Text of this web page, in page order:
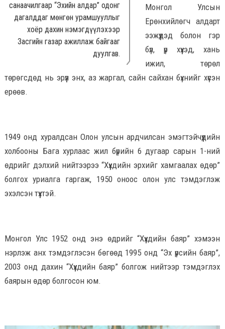
санаачилгаар “Эхийн алдар” одонг
дагалддаг мөнгөн урамшууллыг
хоёр дахин нэмэгдүүлэхээр
Засгийн газар ажиллаж байгааг
дуулгав.
Монгол Улсын
Ерөнхийлөгч алдарт
ээжүүдэд болон гэр
бүл, үр хүүхэд, хань
ижил, төрөл
төрөгсдөд нь эрүүл энх, аз жаргал, сайн сайхан бүхнийг хүсэн
ерөөв.
1949 онд хуралдсан Олон улсын ардчилсан эмэгтэйчүүдийн
холбооны Бага хурлаас жил бүрийн 6 дугаар сарын 1-ний
өдрийг дэлхий нийтээрээ “Хүүхдийн эрхийг хамгаалах өдөр”
болгох уриалга гаргаж, 1950 оноос олон улс тэмдэглэж
эхэлсэн түүхтэй.
Монгол Улс 1952 онд энэ өдрийг “Хүүхдийн баяр” хэмээн
нэрлэж анх тэмдэглэсэн бөгөөд 1995 онд “Эх үрсийн баяр”,
2003 онд дахин “Хүүхдийн баяр” болгож нийтээр тэмдэглэх
баярын өдөр болгосон юм.